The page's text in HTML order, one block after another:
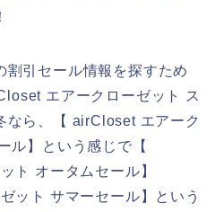
割引セール情報を探すため
エアークローゼット ス
なら、【 airCloset エアーク
ル】という感じで【
ト オータムセール】
ット サマーセール】という